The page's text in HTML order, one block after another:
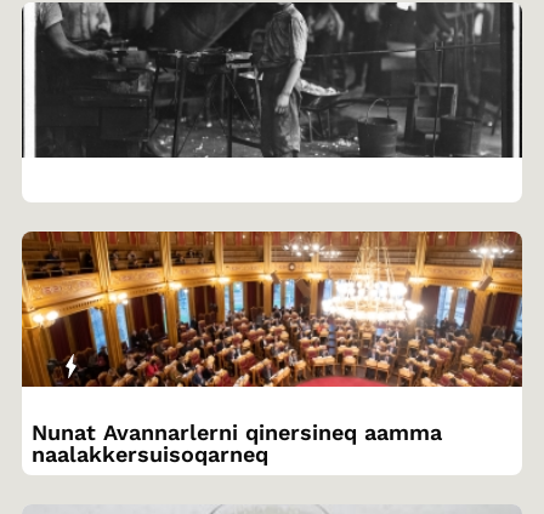
Nunat Avannarlerni qinersineq aamma
naalakkersuisoqarneq